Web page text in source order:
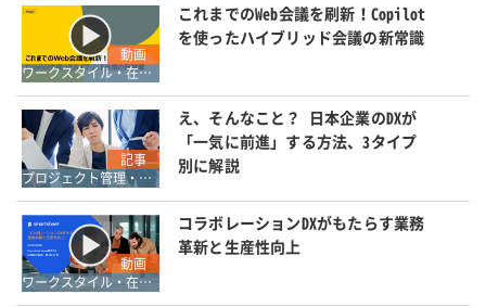
動画
ワークスタイル・在宅勤務
これまでのWeb会議を刷新！Copilot
を使ったハイブリッド会議の新常識
記事
プロジェクト管理・ワークフロー管理
え、そんなこと？ 日本企業のDXが
「一気に前進」する方法、3タイプ
別に解説
動画
ワークスタイル・在宅勤務
コラボレーションDXがもたらす業務
革新と生産性向上